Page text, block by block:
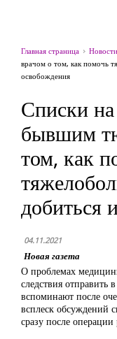
Главная страница Новости
врачом о том, как помочь
освобождения
Списки
бывшим
том, как
добиться
04.11.2021
Новая газета
О проблемах
следствия
вспоминают после
всплеск обсуждений
сразу после